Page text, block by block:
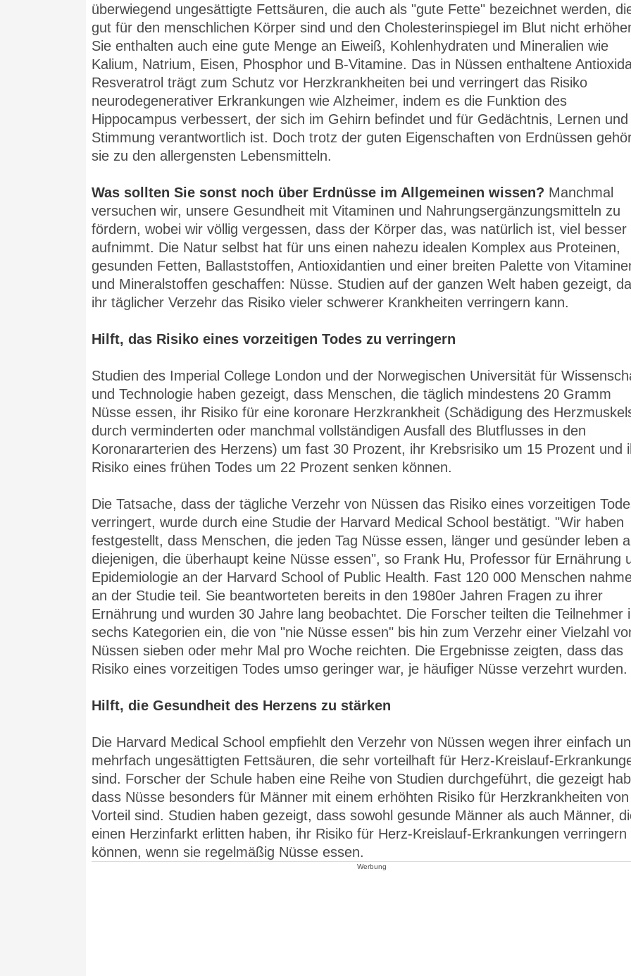
überwiegend ungesättigte Fettsäuren, die auch als "gute Fette" bezeichnet werden,
gut für den menschlichen Körper sind und den Cholesterinspiegel im Blut nicht
Sie enthalten auch eine gute Menge an Eiweiß, Kohlenhydraten und Mineralien wie
Kalium, Natrium, Eisen, Phosphor und B-Vitamine. Das in Nüssen enthaltene
Resveratrol trägt zum Schutz vor Herzkrankheiten bei und verringert das Risiko
neurodegenerativer Erkrankungen wie Alzheimer, indem es die Funktion des
Hippocampus verbessert, der sich im Gehirn befindet und für Gedächtnis, Lernen und
Stimmung verantwortlich ist. Doch trotz der guten Eigenschaften von Erdnüssen
sie zu den allergensten Lebensmitteln.
Was sollten Sie sonst noch über Erdnüsse im Allgemeinen wissen? Manchmal
versuchen wir, unsere Gesundheit mit Vitaminen und Nahrungsergänzungsmitteln zu
fördern, wobei wir völlig vergessen, dass der Körper das, was natürlich ist, viel besser
aufnimmt. Die Natur selbst hat für uns einen nahezu idealen Komplex aus Proteinen,
gesunden Fetten, Ballaststoffen, Antioxidantien und einer breiten Palette von
und Mineralstoffen geschaffen: Nüsse. Studien auf der ganzen Welt haben gezeigt,
ihr täglicher Verzehr das Risiko vieler schwerer Krankheiten verringern kann.
Hilft, das Risiko eines vorzeitigen Todes zu verringern
Studien des Imperial College London und der Norwegischen Universität für
und Technologie haben gezeigt, dass Menschen, die täglich mindestens 20 Gramm
Nüsse essen, ihr Risiko für eine koronare Herzkrankheit (Schädigung des
durch verminderten oder manchmal vollständigen Ausfall des Blutflusses in den
Koronararterien des Herzens) um fast 30 Prozent, ihr Krebsrisiko um 15 Prozent und
Risiko eines frühen Todes um 22 Prozent senken können.
Die Tatsache, dass der tägliche Verzehr von Nüssen das Risiko eines vorzeitigen
verringert, wurde durch eine Studie der Harvard Medical School bestätigt. "Wir haben
festgestellt, dass Menschen, die jeden Tag Nüsse essen, länger und gesünder leben
diejenigen, die überhaupt keine Nüsse essen", so Frank Hu, Professor für Ernährung
Epidemiologie an der Harvard School of Public Health. Fast 120 000 Menschen
an der Studie teil. Sie beantworteten bereits in den 1980er Jahren Fragen zu ihrer
Ernährung und wurden 30 Jahre lang beobachtet. Die Forscher teilten die Teilnehmer
sechs Kategorien ein, die von "nie Nüsse essen" bis hin zum Verzehr einer Vielzahl
Nüssen sieben oder mehr Mal pro Woche reichten. Die Ergebnisse zeigten, dass das
Risiko eines vorzeitigen Todes umso geringer war, je häufiger Nüsse verzehrt wurden.
Hilft, die Gesundheit des Herzens zu stärken
Die Harvard Medical School empfiehlt den Verzehr von Nüssen wegen ihrer einfach
mehrfach ungesättigten Fettsäuren, die sehr vorteilhaft für Herz-Kreislauf-
sind. Forscher der Schule haben eine Reihe von Studien durchgeführt, die gezeigt
dass Nüsse besonders für Männer mit einem erhöhten Risiko für Herzkrankheiten von
Vorteil sind. Studien haben gezeigt, dass sowohl gesunde Männer als auch Männer,
einen Herzinfarkt erlitten haben, ihr Risiko für Herz-Kreislauf-Erkrankungen verringern
können, wenn sie regelmäßig Nüsse essen.
Werbung